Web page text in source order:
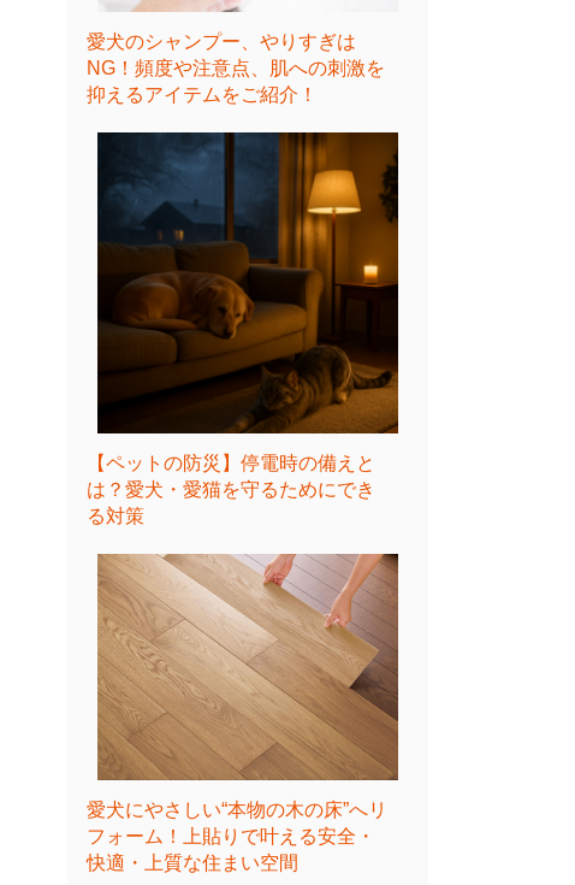
愛犬のシャンプー、やりすぎは
NG！頻度や注意点、肌への刺激を
抑えるアイテムをご紹介！
【ペットの防災】停電時の備えと
は？愛犬・愛猫を守るためにでき
る対策
愛犬にやさしい“本物の木の床”へリ
フォーム！上貼りで叶える安全・
快適・上質な住まい空間